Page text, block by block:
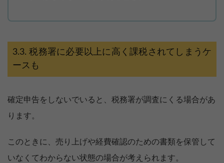
税務署に必要以上に高く課税されてしまうケ
ースも
確定申告をしないでいると、税務署が調査にくる場合があ
ります。
このときに、売り上げや経費確認のための書類を保管して
いなくてわからない状態の場合が考えられます。